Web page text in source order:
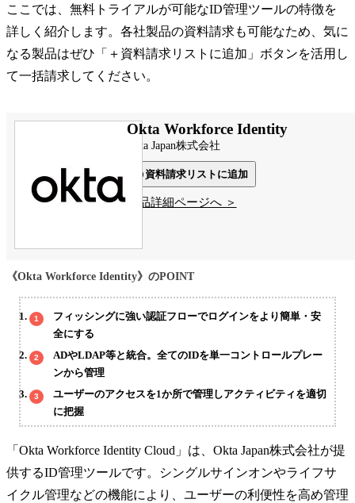
ここでは、無料トライアルが可能なID管理ツールの特徴を
詳しく紹介します。各社製品の資料請求も可能なため、気に
なる製品はぜひ「＋資料請求リストに追加」ボタンを活用し
て一括請求してください。
Okta Workforce Identity
Okta Japan株式会社
資料請求リストに追加
製品詳細ページへ ＞
《Okta Workforce Identity》のPOINT
フィッシングに強い認証フローでログインをより簡単・安
全にする
ADやLDAP等と統合。全てのIDを単一コントロールプレー
ンから管理
ユーザーのアクセスを1か所で管理しアクティビティを適切
に把握
「Okta Workforce Identity Cloud」は、Okta Japan株式会社が提
供するID管理ツールです。シングルサインオンやライフサ
イクル管理などの機能により、ユーザーの利便性を高め管理